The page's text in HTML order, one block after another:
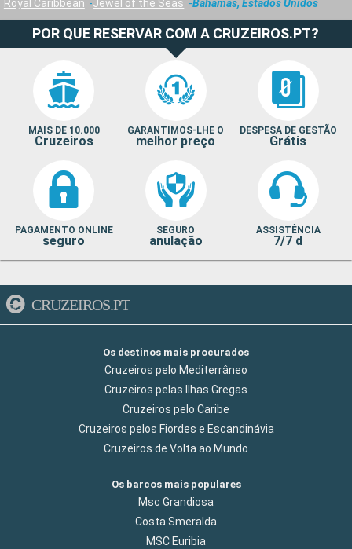
Royal Caribbean
Jewel of the Seas Bahamas, Estados Unidos
POR QUE RESERVAR COM A CRUZEIROS.PT?
MAIS DE 10.000
Cruzeiros
GARANTIMOS-LHE O
melhor preço
DESPESA DE GESTÃO
Grátis
PAGAMENTO ONLINE
seguro
SEGURO
anulação
ASSISTÊNCIA
7/7 d
CRUZEIROS.PT
Os destinos mais procurados
Cruzeiros pelo Mediterrâneo
Cruzeiros pelas Ilhas Gregas
Cruzeiros pelo Caribe
Cruzeiros pelos Fiordes e Escandinávia
Cruzeiros de Volta ao Mundo
Os barcos mais populares
Msc Grandiosa
Costa Smeralda
MSC Euribia